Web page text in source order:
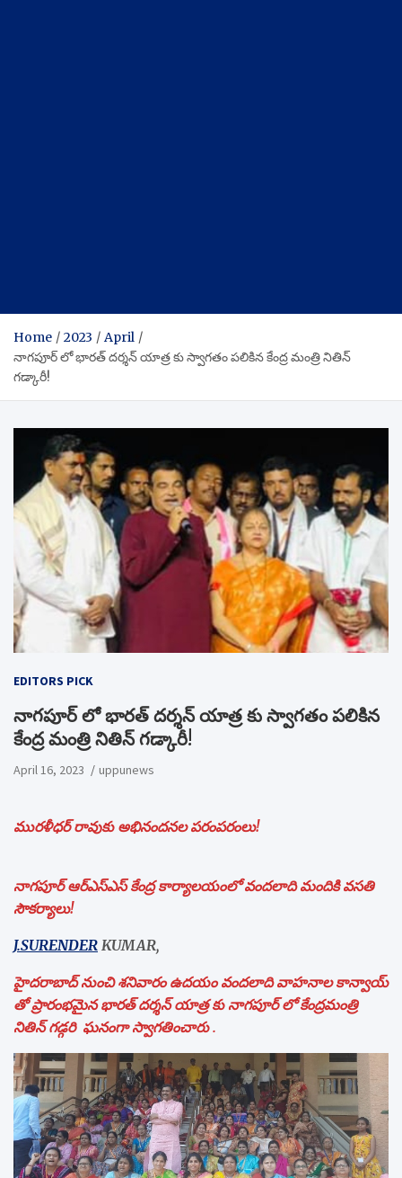
Home 2023
April
నాగపూర్ లో భారత్ దర్శన్ యాత్ర కు స్వాగతం పలికిన కేంద్ర మంత్రి నితిన్
గడ్కారీ!
EDITORS PICK
నాగపూర్ లో భారత్ దర్శన్ యాత్ర కు స్వాగతం పలికిన
కేంద్ర మంత్రి నితిన్ గడ్కారీ!
April 16, 2023 uppunews
మురళీధర్ రావుకు అభినందనల పరంపరంలు!
నాగపూర్ ఆర్ఎస్ఎస్ కేంద్ర కార్యాలయంలో వందలాది మందికి వసతి
సౌకర్యాలు!
J.SURENDER KUMAR,
హైదరాబాద్ నుంచి శనివారం ఉదయం వందలాది వాహనాల కాన్వాయ్
తో ప్రారంభమైన భారత్ దర్శన్ యాత్ర కు నాగపూర్ లో కేంద్రమంత్రి
నితిన్ గడ్గరి ఘనంగా స్వాగతించారు .